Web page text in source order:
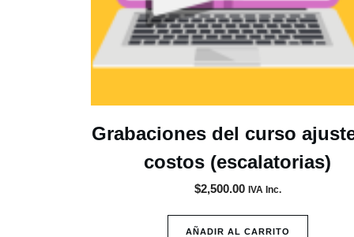
Grabaciones del curso
costos (escalatorias)
$2,500.00 IVA Inc.
AÑADIR AL CARRITO